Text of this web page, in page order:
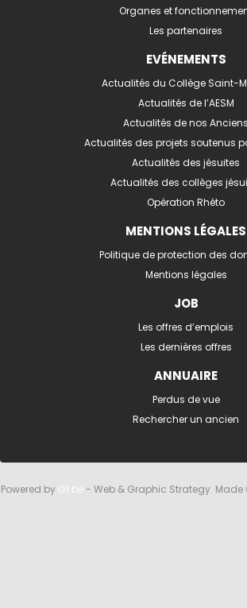
Organes et
Les partenaires
EVÉNEMENTS
Actualités du Collège Saint-
Actualités de l’AESM
Actualités de nos Anciens
Actualités des projets soutenus
Actualités des jésuites
Actualités des collèges
Opération Rhéto
MENTIONS LÉGALES
Politique de protection des
Mentions légales
JOB
Les offres d’emplois
Les dernières offres
ANNUAIRE
Perdus de vue
Rechercher un ancien
Powered by G1.be- Web & Graphic Strategy. Made